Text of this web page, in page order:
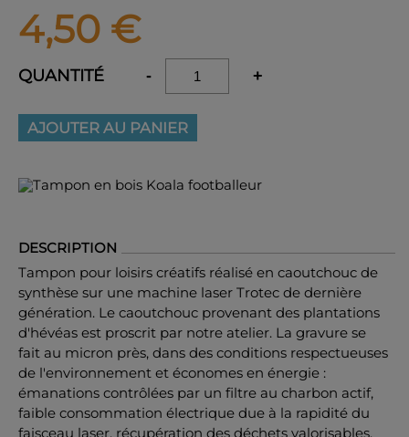
4,50 €
QUANTITÉ - +
AJOUTER AU PANIER
DESCRIPTION
Tampon pour loisirs créatifs réalisé en caoutchouc de
synthèse sur une machine laser Trotec de dernière
génération. Le caoutchouc provenant des plantations
d'hévéas est proscrit par notre atelier. La gravure se
fait au micron près, dans des conditions respectueuses
de l'environnement et économes en énergie :
émanations contrôlées par un filtre au charbon actif,
faible consommation électrique due à la rapidité du
faisceau laser, récupération des déchets valorisables.